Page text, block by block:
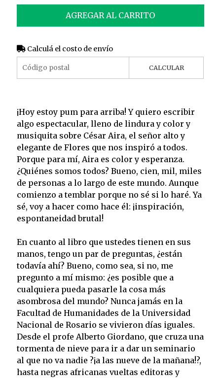
AGREGAR AL CARRITO
Calculá el costo de envío
CALCULAR
¡Hoy estoy pum para arriba! Y quiero escribir
algo espectacular, lleno de lindura y color y
musiquita sobre César Aira, el señor alto y
elegante de Flores que nos inspiró a todos.
Porque para mí, Aira es color y esperanza.
¿Quiénes somos todos? Bueno, cien, mil, miles
de personas a lo largo de este mundo. Aunque
comienzo a temblar porque no sé si lo haré. Ya
sé, voy a hacer como hace él: ¡inspiración,
espontaneidad brutal!
En cuanto al libro que ustedes tienen en sus
manos, tengo un par de preguntas, ¿están
todavía ahí? Bueno, como sea, si no, me
pregunto a mí mismo: ¿es posible que a
cualquiera pueda pasarle la cosa más
asombrosa del mundo? Nunca jamás en la
Facultad de Humanidades de la Universidad
Nacional de Rosario se vivieron días iguales.
Desde el profe Alberto Giordano, que cruza una
tormenta de nieve para ir a dar un seminario
al que no va nadie ?¡a las nueve de la mañana!?,
hasta negras africanas vueltas editoras y